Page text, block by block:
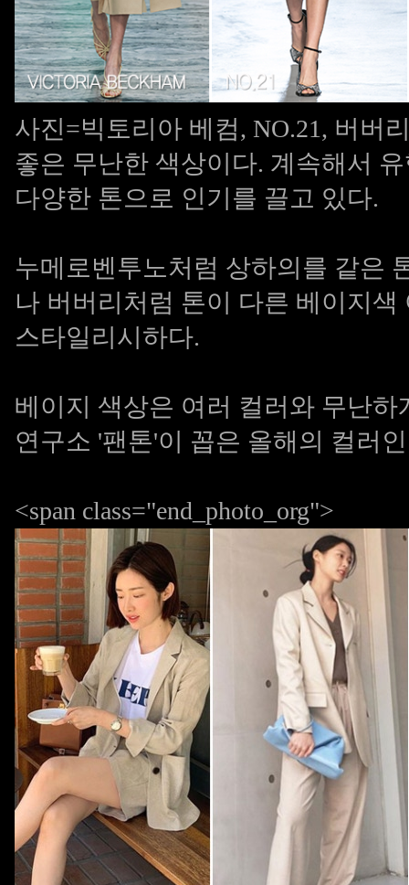
사진=빅토리아 베컴, NO.21, 버버
좋은 무난한 색상이다. 계속해서
다양한 톤으로 인기를 끌고 있다.
누메로벤투노처럼 상하의를 같은
나 버버리처럼 톤이 다른 베이지
스타일리시하다.
베이지 색상은 여러 컬러와 무난
연구소 '팬톤'이 꼽은 올해의 컬러
<span class="end_photo_org">